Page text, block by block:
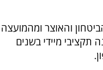
והאוצר ומהמועצה
תקציבי מיידי בשנים